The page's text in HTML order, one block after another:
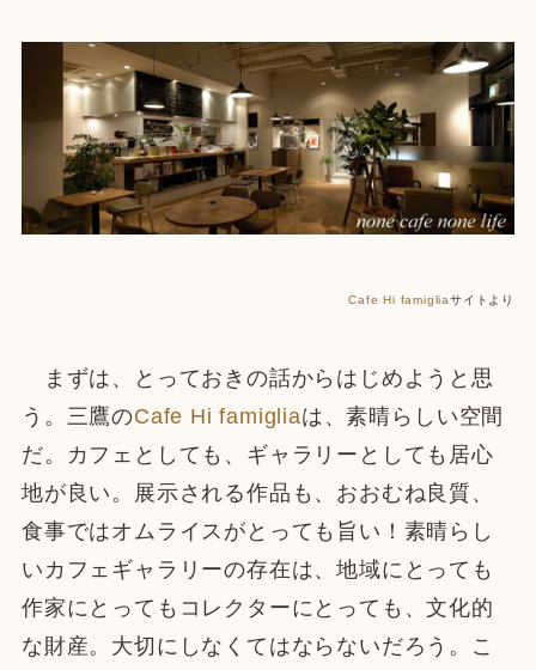
Cafe Hi famigliaサイトより
まずは、とっておきの話からはじめようと思
う。三鷹のCafe Hi famigliaは、素晴らしい空間
だ。カフェとしても、ギャラリーとしても居心
地が良い。展示される作品も、おおむね良質、
食事ではオムライスがとっても旨い！素晴らし
いカフェギャラリーの存在は、地域にとっても
作家にとってもコレクターにとっても、文化的
な財産。大切にしなくてはならないだろう。こ